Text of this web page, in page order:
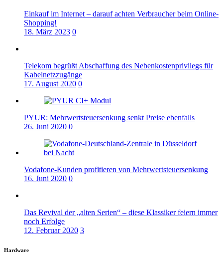
Einkauf im Internet – darauf achten Verbraucher beim Online-
Shopping!
18. März 2023 0
Telekom begrüßt Abschaffung des Nebenkostenprivilegs für
Kabelnetzzugänge
17. August 2020 0
PYUR: Mehrwertsteuersenkung senkt Preise ebenfalls
26. Juni 2020 0
Vodafone-Kunden profitieren von Mehrwertsteuersenkung
16. Juni 2020 0
Das Revival der „alten Serien“ – diese Klassiker feiern immer
noch Erfolge
12. Februar 2020 3
Hardware